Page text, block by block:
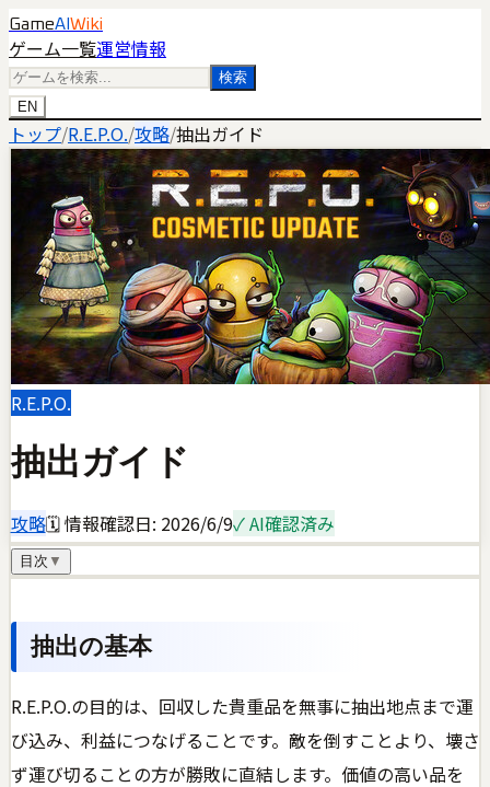
GameAI Wiki
ゲーム一覧運営情報
検索
EN
トップ/R.E.P.O./攻略/抽出ガイド
R.E.P.O.
抽出ガイド
攻略🗓 情報確認日: 2026/6/9✓ AI確認済み
目次 ▼
抽出の基本
R.E.P.O.の目的は、回収した貴重品を無事に抽出地点まで運
び込み、利益につなげることです。敵を倒すことより、壊さ
ず運び切ることの方が勝敗に直結します。価値の高い品を